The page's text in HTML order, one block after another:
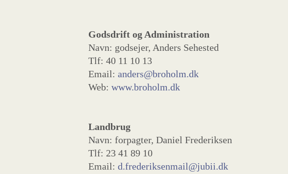
Godsdrift og Administration
Navn: godsejer, Anders Sehested
Tlf: 40 11 10 13
Email: anders@broholm.dk
Web: www.broholm.dk
Landbrug
Navn: forpagter, Daniel Frederiksen
Tlf: 23 41 89 10
Email: d.frederiksenmail@jubii.dk